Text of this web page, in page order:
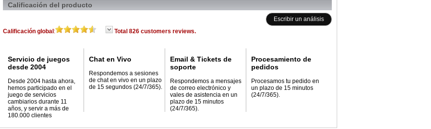
Calificación del producto
Escribir un análisis
Calificación global: Total 826 customers reviews.
Servicio de juegos
desde 2004
Desde 2004 hasta ahora,
hemos participado en el
juego de servicios
cambiarios durante 11
años, y servir a más de
180.000 clientes
Chat en Vivo
Respondemos a sesiones
de chat en vivo en un plazo
de 15 segundos (24/7/365).
Email & Tickets de
soporte
Respondemos a mensajes
de correo electrónico y
vales de asistencia en un
plazo de 15 minutos
(24/7/365).
Procesamiento de
pedidos
Procesamos tu pedido en
un plazo de 15 minutos
(24/7/365).